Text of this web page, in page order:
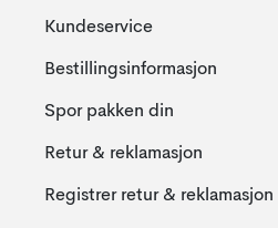
Kundeservice
Bestillingsinformasjon
Spor pakken din
Retur & reklamasjon
Registrer retur & reklamasjon